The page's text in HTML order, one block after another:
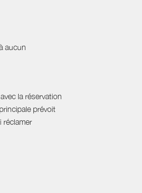
aucun
la réservation
prévoit
réclamer